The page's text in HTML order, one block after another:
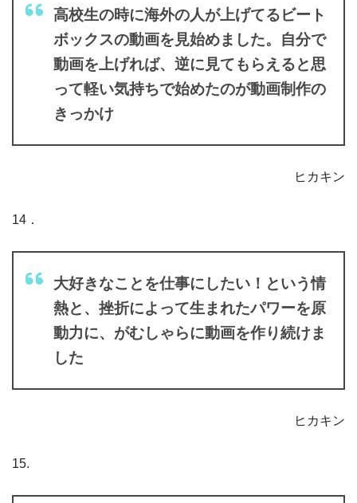
高校生の時に海外の人が上げてるビート
ボックスの動画を見始めました。自分で
動画を上げれば、逆に見てもらえると思
って軽い気持ちで始めたのが動画制作の
きっかけ
ヒカキン
14．
大好きなことを仕事にしたい！という情
熱と、挫折によって生まれたパワーを原
動力に、がむしゃらに動画を作り続けま
した
ヒカキン
15.